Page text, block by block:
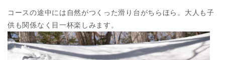
コースの途中には自然がつくった滑り台がちらほら。大人も子
供も関係なく目一杯楽しみます。